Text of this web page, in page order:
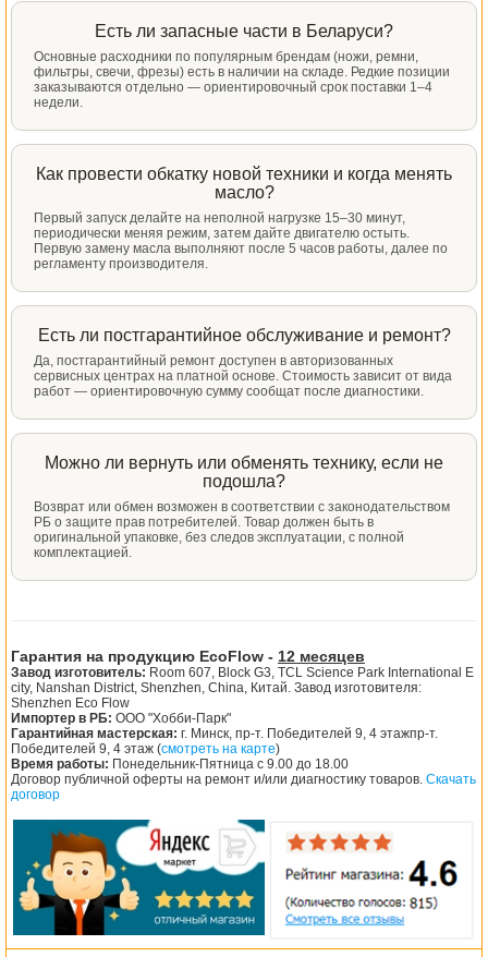
Есть ли запасные части в Беларуси?
Основные расходники по популярным брендам (ножи, ремни,
фильтры, свечи, фрезы) есть в наличии на складе. Редкие позиции
заказываются отдельно — ориентировочный срок поставки 1–4
недели.
Как провести обкатку новой техники и когда менять
масло?
Первый запуск делайте на неполной нагрузке 15–30 минут,
периодически меняя режим, затем дайте двигателю остыть.
Первую замену масла выполняют после 5 часов работы, далее по
регламенту производителя.
Есть ли постгарантийное обслуживание и ремонт?
Да, постгарантийный ремонт доступен в авторизованных
сервисных центрах на платной основе. Стоимость зависит от вида
работ — ориентировочную сумму сообщат после диагностики.
Можно ли вернуть или обменять технику, если не
подошла?
Возврат или обмен возможен в соответствии с законодательством
РБ о защите прав потребителей. Товар должен быть в
оригинальной упаковке, без следов эксплуатации, с полной
комплектацией.
Гарантия на продукцию EcoFlow - 12 месяцев
Завод изготовитель: Room 607, Block G3, TCL Science Park International E
city, Nanshan District, Shenzhen, China, Китай. Завод изготовителя:
Shenzhen Eco Flow
Импортер в РБ: ООО "Хобби-Парк"
Гарантийная мастерская: г. Минск, пр-т. Победителей 9, 4 этажпр-т.
Победителей 9, 4 этаж (смотреть на карте)
Время работы: Понедельник-Пятница с 9.00 до 18.00
Договор публичной оферты на ремонт и/или диагностику товаров. Скачать
договор